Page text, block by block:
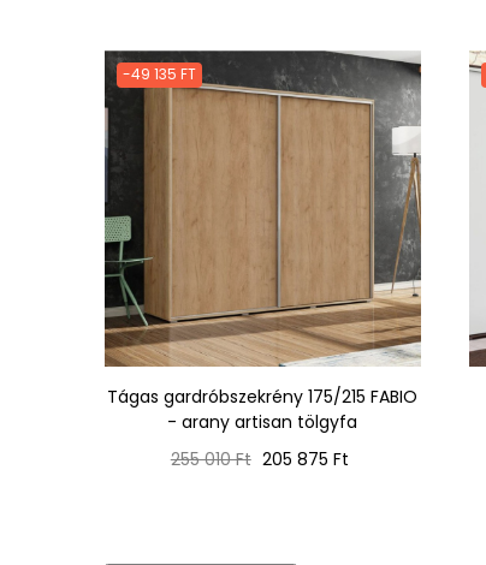
-49 135 FT
Tágas gardróbszekrény 175/215 FABIO
- arany artisan tölgyfa
Normál
255 010 Ft Ár
205 875 Ft